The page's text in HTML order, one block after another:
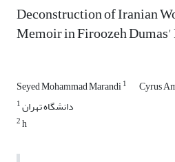
Deconstruction of Iranian
Memoir in Firoozeh
Seyed Mohammad Marandi1 Cyrus
1دانشگاه تهران
2h